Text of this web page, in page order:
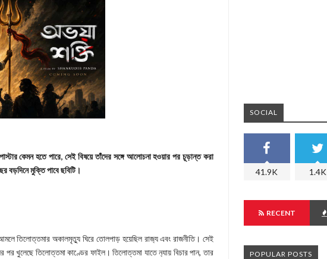
কেমন হতে পারে, সেই বিষয়ে তাঁদের সঙ্গে আলোচনা হওয়ার পর চূড়ান্ত করা
বড়দিনে মুক্তি পাবে ছবিটি।
তিলোত্তমার অকালমৃত‍্যু ঘিরে তোলপাড় হয়েছিল রাজ‍্য এবং রাজনীতি। সেই
পর খুলেছে তিলোত্তমা কাণ্ডের ফাইল। তিলোত্তমা যাতে ন‍্যায় বিচার পান, তার
SOCIAL
41.9K 1.4K
RECENT
POPULAR POSTS